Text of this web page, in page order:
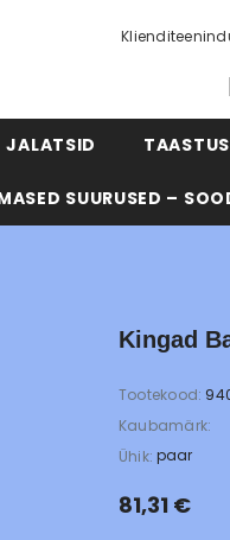
JALATSID
SUURUSED –
Kingad
Tootekood:
Kaubamärk:
Ühik: paar
81,31 €